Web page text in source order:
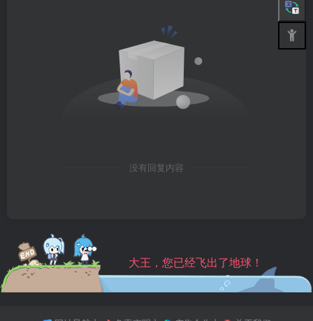
没有回复内容
大王，您已经飞出了地球！